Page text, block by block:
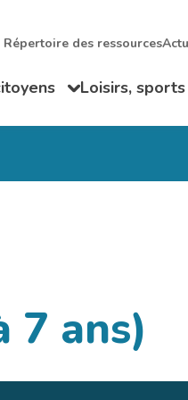
Répertoire des ressources
sous-menuLoisirs,
Ouvrir/
7 ans)